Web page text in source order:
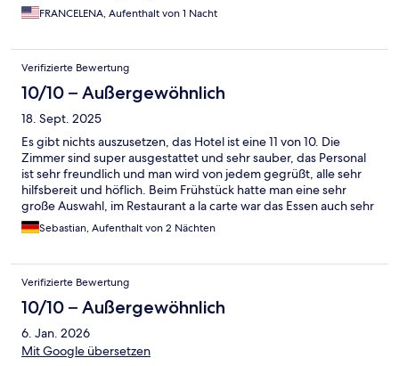
FRANCELENA, Aufenthalt von 1 Nacht
Verifizierte Bewertung
10/10 – Außergewöhnlich
18. Sept. 2025
Es gibt nichts auszusetzen, das Hotel ist eine 11 von 10. Die
Zimmer sind super ausgestattet und sehr sauber, das Personal
ist sehr freundlich und man wird von jedem gegrüßt, alle sehr
hilfsbereit und höflich. Beim Frühstück hatte man eine sehr
große Auswahl, im Restaurant a la carte war das Essen auch sehr
lecker. Wellness und Sauna Bereich waren sehr schön, sauber
und gepflegt. Im SPA gab es sehr viele Anwendungen zur
Entspannung beigetragen. Ich kann das Hotel jedem wirklich
ohne Bedenken empfehlen.
Sebastian, Aufenthalt von 2 Nächten
Verifizierte Bewertung
10/10 – Außergewöhnlich
6. Jan. 2026
Mit Google übersetzen